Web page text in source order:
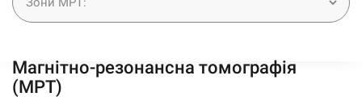
Магнітно-резонансна томографія
(МРТ)